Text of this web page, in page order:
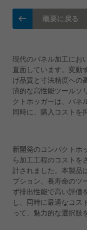
ป
ไทย
概要に戻る
現代のパネル加工にお
直面しています。変動
げ品質と寸法精度への
済的な高性能ツールソ
クトホッガーは、パネ
同時に、購入コストを
新開発のコンパクトホ
ら加工工程のコストを
計されました。本製品
プション、長寿命のツ
ず排出性能で高い評価
し、同時に最適なコス
って、魅力的な選択肢